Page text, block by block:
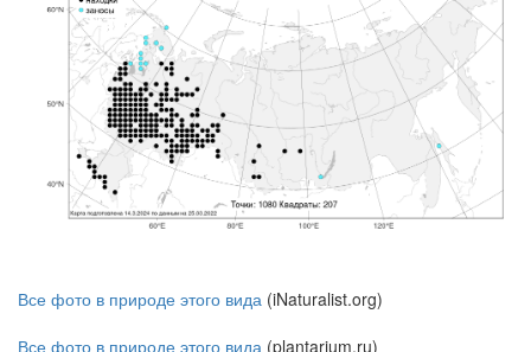
Все фото в природе этого вида (iNaturalist.org)
Все фото в природе этого вида (plantarium.ru)